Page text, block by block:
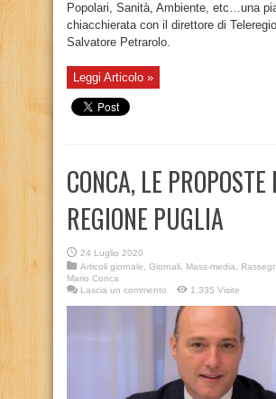
Popolari, Sanità, Ambiente, etc…una
chiacchierata con il direttore di
Salvatore Petrarolo.
Leggi Articolo »
CONCA, LE
REGIONE PUGLIA
24 Luglio 2020
Articoli giornale
Giornali Mass-media
Mario Conca
Lascia un commento
1,335 Visite